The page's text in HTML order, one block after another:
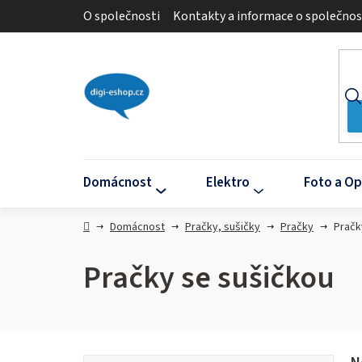
O společnosti Kontakty a informace o
Domácnost Elektro Foto a
DomůDomácnost Pračky, sušičky Pračky
Pračky se sušičkou